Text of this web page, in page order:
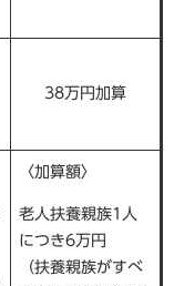
38万円加算
〈加算額〉
老人扶養親族1人
につき6万円
（扶養親族がすべ